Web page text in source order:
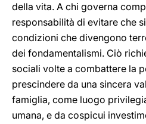
della vita. A chi governa
responsabilità di evitare che
condizioni che divengono
dei fondamentalismi. Ciò
sociali volte a combattere la
prescindere da una sincera
famiglia, come luogo
umana, e da cospicui